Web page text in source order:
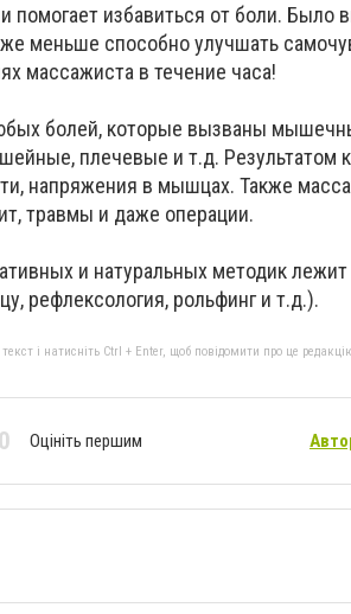
помогает избавиться от боли. Было
меньше способно улучшать
массажиста в течение часа!
болей, которые вызваны
плечевые и т.д. Результатом
напряжения в мышцах. Также
травмы и даже операции.
и натуральных методик
рефлексология, рольфинг и т.д.).
і натисніть Ctrl + Enter, щоб повідомити про це
Оцініть першим